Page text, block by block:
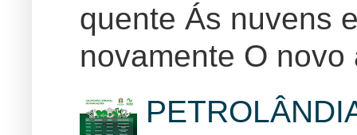
quente Ás nuvens
novamente O